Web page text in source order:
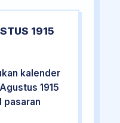
1915
kalender
1915
pasaran